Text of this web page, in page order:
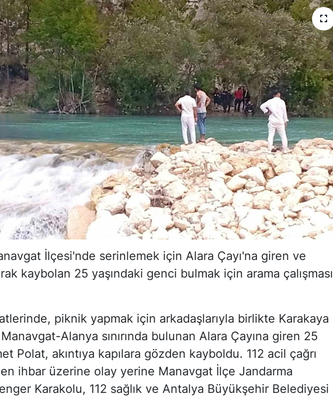
İlçesi'nde serinlemek için Alara Çayı'na giren ve
kaybolan 25 yaşındaki genci bulmak için arama çalışması
piknik yapmak için arkadaşlarıyla birlikte Karakaya
Alanya sınırında bulunan Alara Çayına giren 25
Polat, akıntıya kapılara gözden kayboldu. 112 acil çağrı
ihbar üzerine olay yerine Manavgat İlçe Jandarma
Karakolu, 112 sağlık ve Antalya Büyükşehir Belediyesi